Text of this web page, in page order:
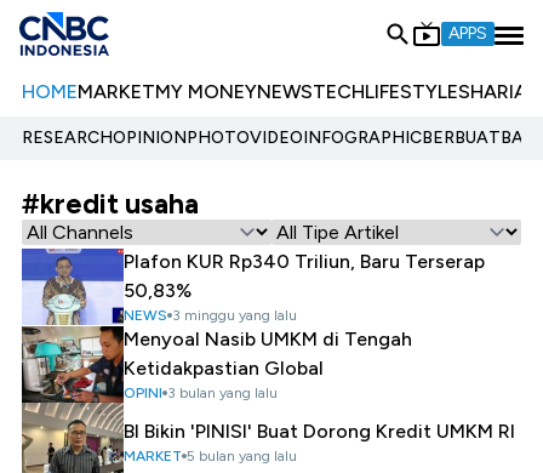
APPS
HOMEMARKETMY MONEYNEWSTECHLIFESTYLESHARIA
RESEARCHOPINIONPHOTOVIDEOINFOGRAPHIC
#kredit usaha
Plafon KUR Rp340 Triliun, Baru Terserap
50,83%
NEWS 3 minggu yang lalu
Menyoal Nasib UMKM di Tengah
Ketidakpastian Global
OPINI 3 bulan yang lalu
BI Bikin 'PINISI' Buat Dorong Kredit UMKM RI
MARKET 5 bulan yang lalu